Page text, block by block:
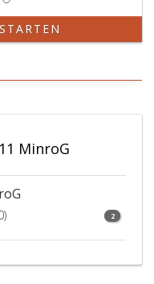
MinroG
2